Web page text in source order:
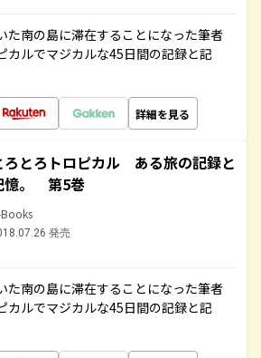
た南の島に滞在することになった筆者
カルでマジカルな45日間の記録と記
詳細を見る
ろとろトロピカル ある旅の記録と
憶。 第5巻
発売
た南の島に滞在することになった筆者
カルでマジカルな45日間の記録と記